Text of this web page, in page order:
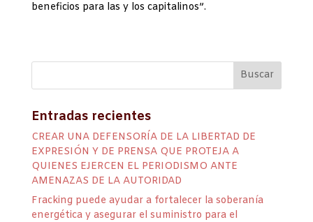
beneficios para las y los capitalinos”.
Entradas recientes
CREAR UNA DEFENSORÍA DE LA LIBERTAD DE
EXPRESIÓN Y DE PRENSA QUE PROTEJA A
QUIENES EJERCEN EL PERIODISMO ANTE
AMENAZAS DE LA AUTORIDAD
Fracking puede ayudar a fortalecer la soberanía
energética y asegurar el suministro para el